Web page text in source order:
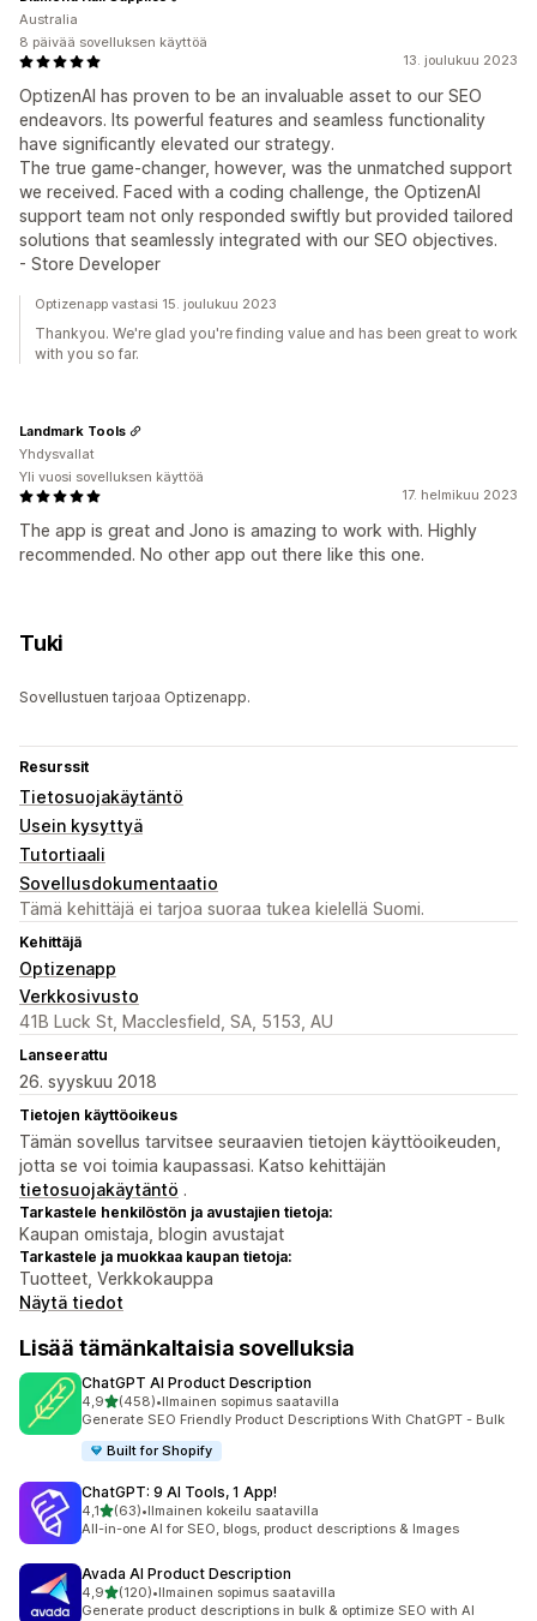
13. joulukuu 2023
OptizenAI has proven to be an invaluable asset to our SEO
endeavors. Its powerful features and seamless functionality
have significantly elevated our strategy.
The true game-changer, however, was the unmatched support
we received. Faced with a coding challenge, the OptizenAI
support team not only responded swiftly but provided tailored
solutions that seamlessly integrated with our SEO objectives.
- Store Developer
Australia
8 päivää sovelluksen käyttöä
Optizenapp vastasi 15. joulukuu 2023
Thankyou. We're glad you're finding value and has been great to work
with you so far.
17. helmikuu 2023
The app is great and Jono is amazing to work with. Highly
recommended. No other app out there like this one.
Landmark Tools
Yhdysvallat
Yli vuosi sovelluksen käyttöä
Tuki
Sovellustuen tarjoaa Optizenapp.
Resurssit
Tietosuojakäytäntö
Usein kysyttyä
Tutortiaali
Sovellusdokumentaatio
Tämä kehittäjä ei tarjoa suoraa tukea kielellä Suomi.
Kehittäjä
Optizenapp
Verkkosivusto
41B Luck St, Macclesfield, SA, 5153, AU
Lanseerattu
26. syyskuu 2018
Tietojen käyttöoikeus
Tämän sovellus tarvitsee seuraavien tietojen käyttöoikeuden,
jotta se voi toimia kaupassasi. Katso kehittäjän
tietosuojakäytäntö .
Tarkastele henkilöstön ja avustajien tietoja:
Kaupan omistaja, blogin avustajat
Tarkastele ja muokkaa kaupan tietoja:
Tuotteet, Verkkokauppa
Näytä tiedot
Lisää tämänkaltaisia sovelluksia
ChatGPT AI Product Description
4,9/ 5 tähteä
(458)
458 arvostelua yhteensä
•Ilmainen sopimus saatavilla
Generate SEO Friendly Product Descriptions With ChatGPT - Bulk
Built for Shopify
ChatGPT: 9 AI Tools, 1 App!
4,1/ 5 tähteä
(63)
63 arvostelua yhteensä
•Ilmainen kokeilu saatavilla
All-in-one AI for SEO, blogs, product descriptions & Images
Avada AI Product Description
4,9/ 5 tähteä
(120)
120 arvostelua yhteensä
•Ilmainen sopimus saatavilla
Generate product descriptions in bulk & optimize SEO with AI